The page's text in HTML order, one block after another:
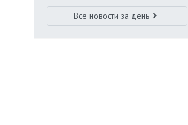
Все новости за день